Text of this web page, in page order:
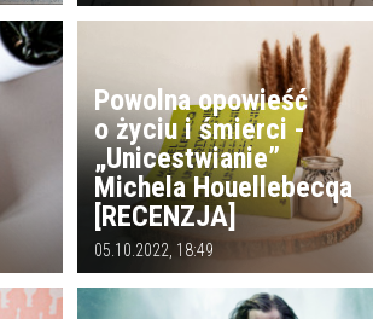
Powolna opowieść
o życiu i śmierci -
„Unicestwianie”
Michela Houellebecqa
[RECENZJA]
05.10.2022, 18:49